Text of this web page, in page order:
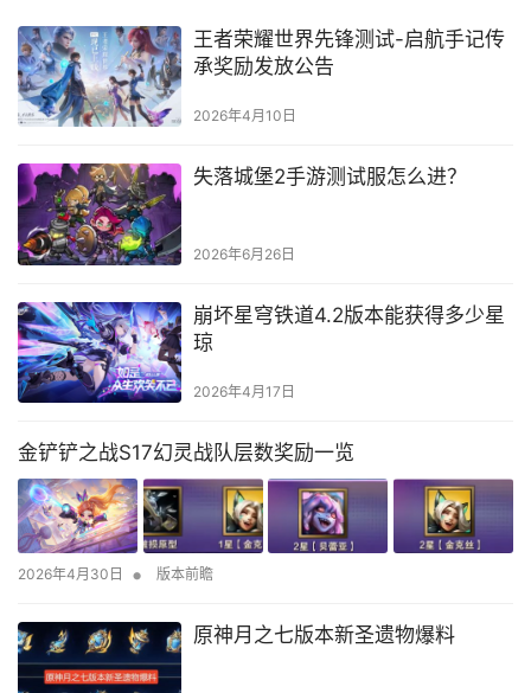
王者荣耀世界先锋测试-启航手记传
承奖励发放公告
2026年4月10日
失落城堡2手游测试服怎么进？
2026年6月26日
崩坏星穹铁道4.2版本能获得多少星
琼
2026年4月17日
金铲铲之战S17幻灵战队层数奖励一览
2026年4月30日 • 版本前瞻
原神月之七版本新圣遗物爆料